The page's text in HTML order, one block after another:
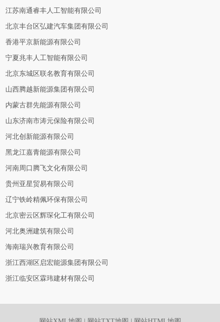
江苏南通睿丰人工智能有限公司
北京丰台区弘建汽车集团有限公司
香港平京新能源有限公司
宁夏兆丰人工智能有限公司
北京东城区联名教育有限公司
山西腾越新能源集团有限公司
内蒙古群先能源有限公司
山东济南市涛元保险有限公司
河北创新能源有限公司
黑龙江嘉青能源有限公司
河南周口腾飞文化有限公司
贵州亚星贸易有限公司
辽宁铁岭精佩环保有限公司
北京密云区辉琛化工有限公司
河北奥洲建筑有限公司
海南瑞兴教育有限公司
浙江西湖区启宏能源集团有限公司
浙江临安区霖玮建材有限公司